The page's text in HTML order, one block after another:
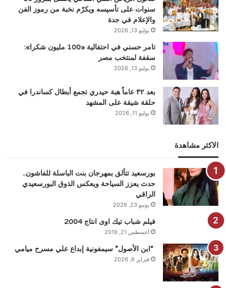
سنوات على تأسيسه ويكرّم نخبة من رموز الفن
والإعلام في جدة
يوليو 13, 2026
تامر حسني في احتفالية «100 مليون شكرا»:
سقفة لمنتخب مصر
يوليو 13, 2026
بعد ٣٢ عاماً هبة حيدري تجمع أبطال كساندرا في
حلقة شيقة على المشهد
يوليو 11, 2026
الاكثر مشاهدة
بورسعيد تتألق بمهرجان بنت الباسلة للفاشون..
حدث يعزز السياحة ويعكس الذوق البورسعيدي
الراقي
يونيو 23, 2026
فيلم شباب تيك اوى انتاج 2004
أغسطس 21, 2019
“ابن الأصول” سيمفونية إبداع علي مسرح ميامي
فبراير 6, 2026